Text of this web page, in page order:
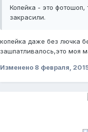
Копейка - это фотошоп,
закрасили.
копейка даже без лючка
зашпатливалось,это моя
Изменено 8 февраля,